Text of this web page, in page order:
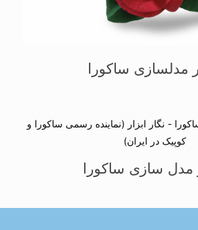
مدلسازی ساکورا
مدل سازی ساکورا